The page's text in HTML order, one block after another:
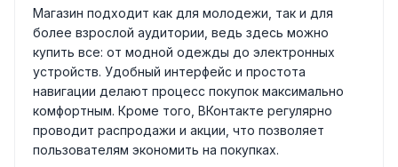
Магазин подходит как для молодежи, так и для
более взрослой аудитории, ведь здесь можно
купить все: от модной одежды до электронных
устройств. Удобный интерфейс и простота
навигации делают процесс покупок максимально
комфортным. Кроме того, ВКонтакте регулярно
проводит распродажи и акции, что позволяет
пользователям экономить на покупках.